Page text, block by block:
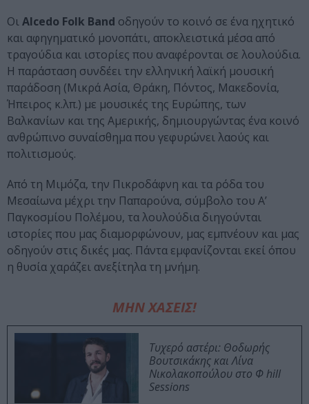
ΟιAlcedo Folk Band οδηγούν το κοινό σε ένα ηχητικό
και αφηγηματικό μονοπάτι, αποκλειστικά μέσα από
τραγούδια και ιστορίες που αναφέρονται σε λουλούδια.
Η παράσταση συνδέει την ελληνική λαϊκή μουσική
παράδοση (Μικρά Ασία, Θράκη, Πόντος, Μακεδονία,
Ήπειρος κ.λπ.) με μουσικές της Ευρώπης, των
Βαλκανίων και της Αμερικής, δημιουργώντας ένα κοινό
ανθρώπινο συναίσθημα που γεφυρώνει λαούς και
πολιτισμούς.
Από τη Μιμόζα, την Πικροδάφνη και τα ρόδα του
Μεσαίωνα μέχρι την Παπαρούνα, σύμβολο του Α’
Παγκοσμίου Πολέμου, τα λουλούδια διηγούνται
ιστορίες που μας διαμορφώνουν, μας εμπνέουν και μας
οδηγούν στις δικές μας. Πάντα εμφανίζονται εκεί όπου
η θυσία χαράζει ανεξίτηλα τη μνήμη.
ΜΗΝ ΧΑΣΕΙΣ!
Τυχερό αστέρι: Θοδωρής
Βουτσικάκης και Λίνα
Νικολακοπούλου στο Φ hill
Sessions